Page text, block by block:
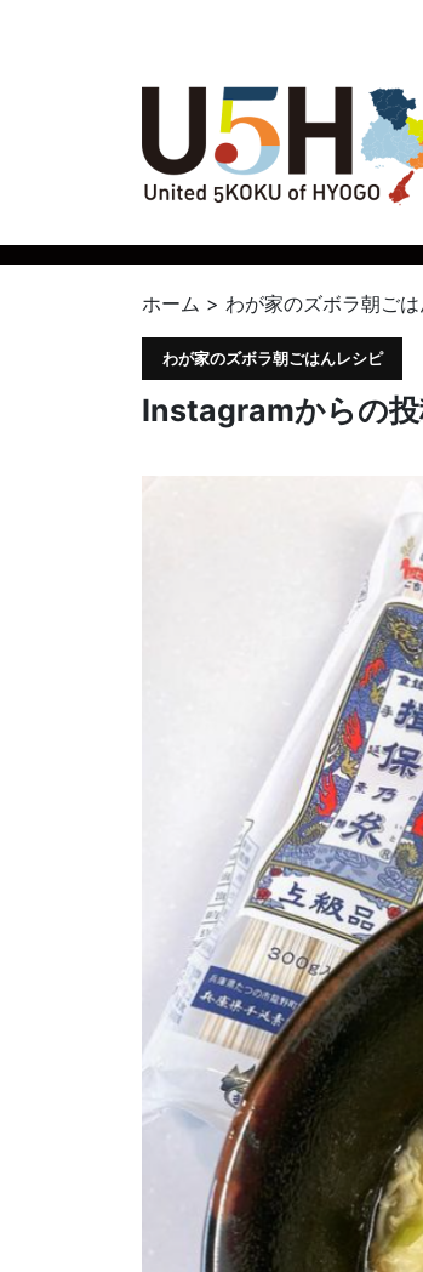
ホーム > わが家のズボラ朝ごは
わが家のズボラ朝ごはんレシピ
Instagramからの